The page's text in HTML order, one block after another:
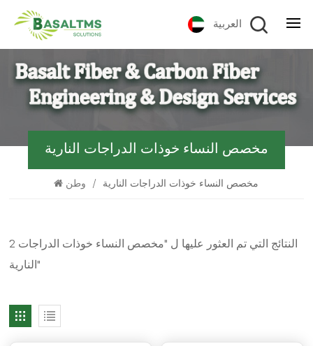
العربية
مخصص النساء خوذات الدراجات النارية
/ مخصص النساء خوذات الدراجات النارية
2 النتائج التي تم العثور عليها ل "مخصص النساء خوذات الدراجات
النارية"